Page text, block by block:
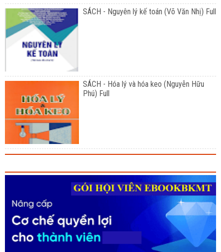
SÁCH - Nguyên lý kế toán (Võ Văn Nhị) Full
SÁCH - Hóa lý và hóa keo (Nguyễn Hữu
Phú) Full